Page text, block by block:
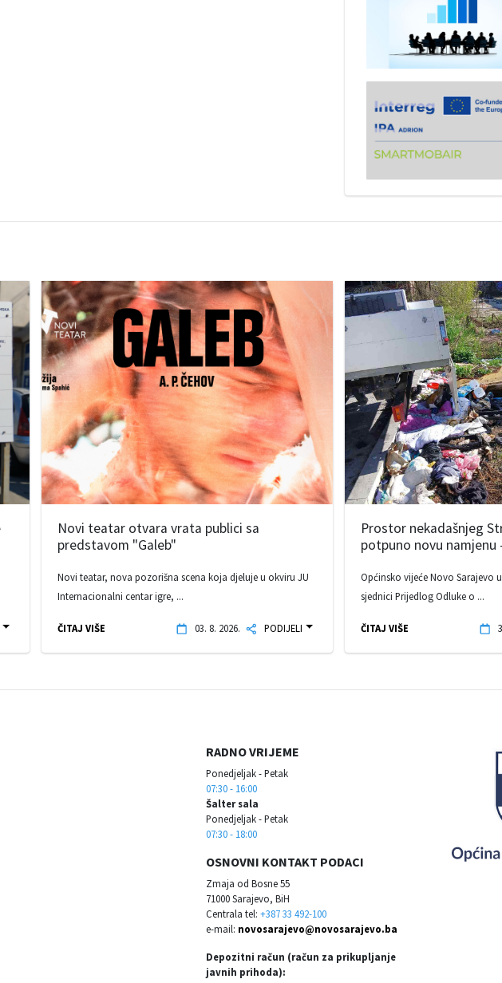
Novi teatar otvara vrata publici sa
predstavom "Galeb"
Novi teatar, nova pozorišna scena koja djeluje u okviru JU
Internacionalni centar igre, ...
ČITAJ VIŠE 03. 8. 2026. PODIJELI
Prostor nekadašnjeg
potpuno novu namjenu
Općinsko vijeće Novo Sarajevo
sjednici Prijedlog Odluke o ...
ČITAJ VIŠE
RADNO VRIJEME
Ponedjeljak - Petak
07:30 - 16:00
Šalter sala
Ponedjeljak - Petak
07:30 - 18:00
OSNOVNI KONTAKT PODACI
Zmaja od Bosne 55
71000 Sarajevo, BiH
Centrala tel: +387 33 492-100
e-mail: novosarajevo@novosarajevo.ba
Depozitni račun (račun za prikupljanje
javnih prihoda):